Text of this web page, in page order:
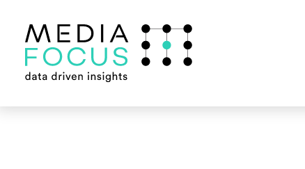
Kategorien: